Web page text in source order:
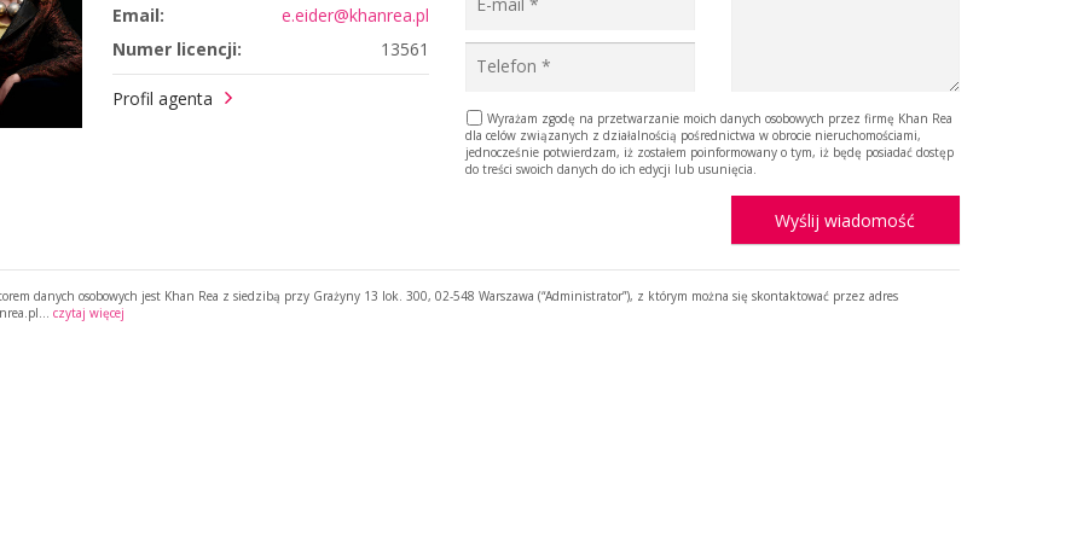
Email:
e.eider@khanrea.pl
Numer licencji:
13561
Profil agenta
Wyrażam zgodę na przetwarzanie moich danych osobowych przez firmę Khan Rea
dla celów związanych z działalnością pośrednictwa w obrocie nieruchomościami,
jednocześnie potwierdzam, iż zostałem poinformowany o tym, iż będę posiadać dostęp
do treści swoich danych do ich edycji lub usunięcia.
Wyślij wiadomość
danych osobowych jest Khan Rea z siedzibą przy Grażyny 13 lok. 300, 02-548 Warszawa (“Administrator”), z którym można się skontaktować przez adres
czytaj więcej